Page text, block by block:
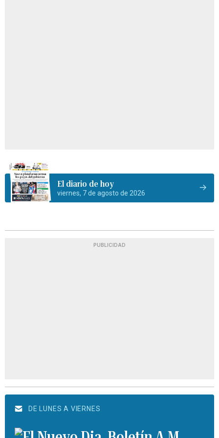
El diario de hoy
viernes, 7 de agosto de 2026
PUBLICIDAD
DE LUNES A VIERNES